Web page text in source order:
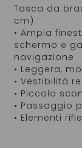
Tasca da
cm)
• Ampia
schermo e
navigazione
• Leggera,
• Vestibilità
• Piccolo
• Passaggio
• Elementi